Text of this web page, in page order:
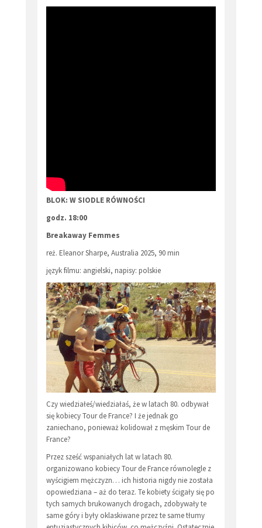
BLOK: W SIODLE RÓWNOŚCI
godz. 18:00
Breakaway Femmes
reż. Eleanor Sharpe, Australia 2025, 90 min
język filmu: angielski, napisy: polskie
Czy wiedziałeś/wiedziałaś, że w latach 80. odbywał
się kobiecy Tour de France? I że jednak go
zaniechano, ponieważ kolidował z męskim Tour de
France?
Przez sześć wspaniałych lat w latach 80.
organizowano kobiecy Tour de France równolegle z
wyścigiem mężczyzn… ich historia nigdy nie została
opowiedziana – aż do teraz. Te kobiety ścigały się po
tych samych brukowanych drogach, zdobywały te
same góry i były oklaskiwane przez te same tłumy